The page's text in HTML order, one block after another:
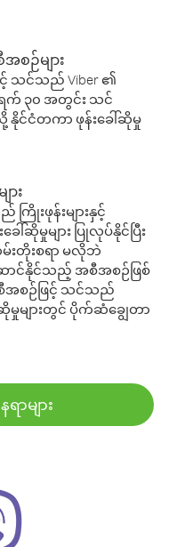
စဉ်များ
င့် သင်သည် Viber ၏
ရက် ၃၀ အတွင်း သင်
င်ငံတကာ ဖုန်းခေါ်ဆိုမှု
ား
ြိုးဖုန်းများနှင့်
ါ်ဆိုမှုများ ပြုလုပ်နိုင်ပြီး
တိုးစရာ မလိုဘဲ
ာင်နိုင်သည့် အစီအစဉ်ဖြစ်
အစဉ်ဖြင့် သင်သည်
မှုများတွင် ပိုက်ဆံချွေတာ
ာများ